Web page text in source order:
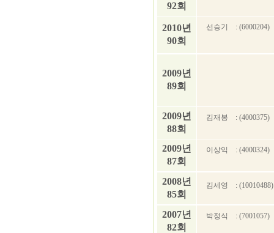
92회
2010년
90회
선승기 : (6000204)
2009년
89회
2009년
88회
김재봉 : (4000375)
2009년
87회
이상익 : (4000324)
2008년
85회
김세영 : (10010488)
2007년
82회
박정식 : (7001057)